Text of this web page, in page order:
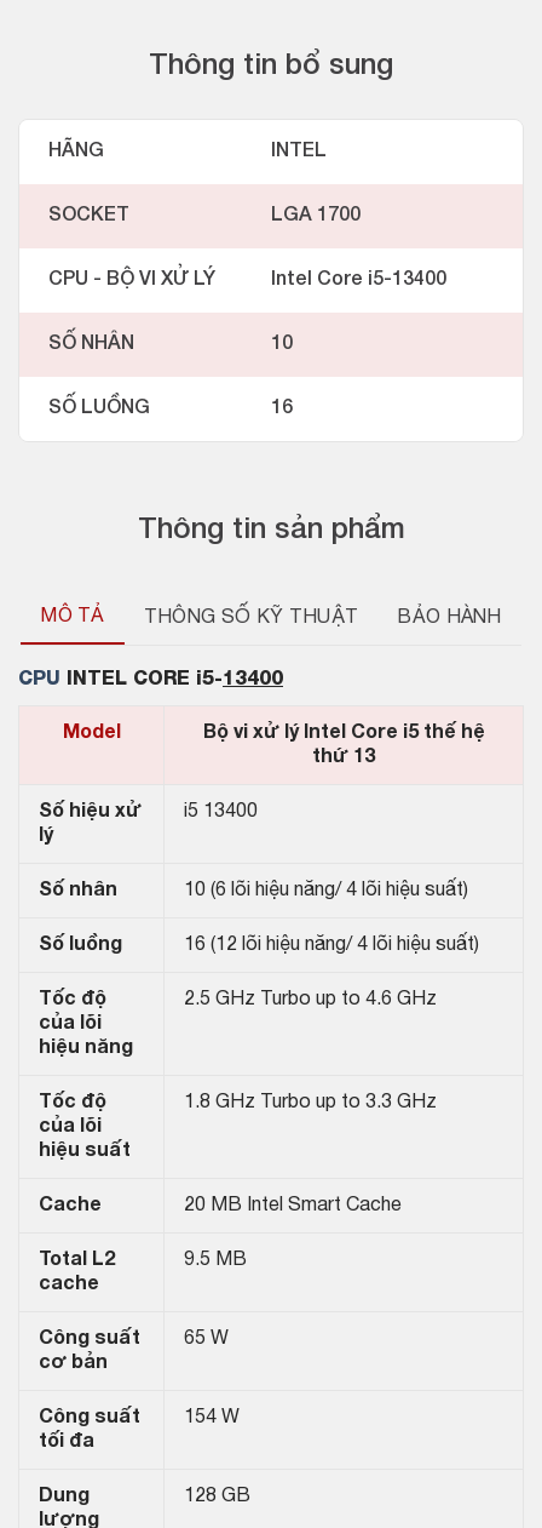
Thông tin sản phẩm
MÔ TẢ THÔNG SỐ KỸ THUẬT BẢO HÀNH
CPU INTEL CORE i5-13400
Model
Bộ vi xử lý Intel Core i5 thế hệ
thứ 13
Số hiệu xử
lý
i5 13400
Số nhân 10 (6 lõi hiệu năng/ 4 lõi hiệu suất)
Số luồng 16 (12 lõi hiệu năng/ 4 lõi hiệu suất)
Tốc độ
của lõi
hiệu năng
2.5 GHz Turbo up to 4.6 GHz
Tốc độ
của lõi
hiệu suất
1.8 GHz Turbo up to 3.3 GHz
Cache 20 MB Intel Smart Cache
Total L2
cache
9.5 MB
Công suất
cơ bản
65 W
Công suất
tối đa
154 W
Dung
lượng
128 GB
Thông tin bổ sung
HÃNG INTEL
SOCKET LGA 1700
CPU - BỘ VI XỬ LÝ Intel Core i5-13400
SỐ NHÂN 10
SỐ LUỒNG 16